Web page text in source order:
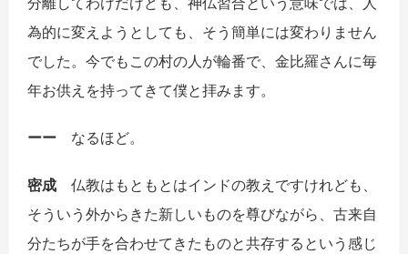
為的に変えようとしても、そう簡単には変わりません
でした。今でもこの村の人が輪番で、金比羅さんに毎
年お供えを持ってきて僕と拝みます。
ーー なるほど。
密成 仏教はもともとはインドの教えですけれども、
そういう外からきた新しいものを尊びながら、古来自
分たちが手を合わせてきたものと共存するという感じ